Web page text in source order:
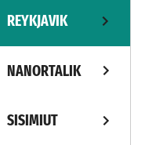
REYKJAVIK
NANORTALIK
SISIMIUT